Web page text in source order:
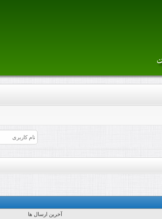
آخرین ارسال ها